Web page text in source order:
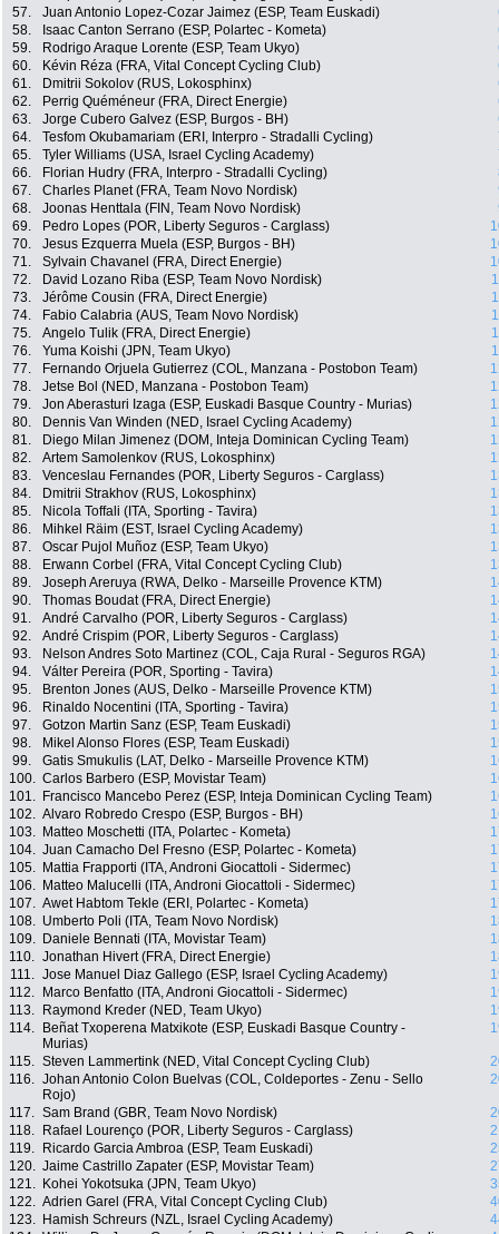
57.
Juan Antonio Lopez-Cozar Jaimez (ESP, Team Euskadi)
58.
Isaac Canton Serrano (ESP, Polartec - Kometa)
59.
Rodrigo Araque Lorente (ESP, Team Ukyo)
60.
Kévin Réza (FRA, Vital Concept Cycling Club)
61.
Dmitrii Sokolov (RUS, Lokosphinx)
62.
Perrig Quéméneur (FRA, Direct Energie)
63.
Jorge Cubero Galvez (ESP, Burgos - BH)
64.
Tesfom Okubamariam (ERI, Interpro - Stradalli Cycling)
65.
Tyler Williams (USA, Israel Cycling Academy)
66.
Florian Hudry (FRA, Interpro - Stradalli Cycling)
67.
Charles Planet (FRA, Team Novo Nordisk)
68.
Joonas Henttala (FIN, Team Novo Nordisk)
69.
Pedro Lopes (POR, Liberty Seguros - Carglass)
70.
Jesus Ezquerra Muela (ESP, Burgos - BH)
71.
Sylvain Chavanel (FRA, Direct Energie)
72.
David Lozano Riba (ESP, Team Novo Nordisk)
73.
Jérôme Cousin (FRA, Direct Energie)
74.
Fabio Calabria (AUS, Team Novo Nordisk)
75.
Angelo Tulik (FRA, Direct Energie)
76.
Yuma Koishi (JPN, Team Ukyo)
77.
Fernando Orjuela Gutierrez (COL, Manzana - Postobon Team)
78.
Jetse Bol (NED, Manzana - Postobon Team)
79.
Jon Aberasturi Izaga (ESP, Euskadi Basque Country - Murias)
80.
Dennis Van Winden (NED, Israel Cycling Academy)
81.
Diego Milan Jimenez (DOM, Inteja Dominican Cycling Team)
82.
Artem Samolenkov (RUS, Lokosphinx)
83.
Venceslau Fernandes (POR, Liberty Seguros - Carglass)
84.
Dmitrii Strakhov (RUS, Lokosphinx)
85.
Nicola Toffali (ITA, Sporting - Tavira)
86.
Mihkel Räim (EST, Israel Cycling Academy)
87.
Oscar Pujol Muñoz (ESP, Team Ukyo)
88.
Erwann Corbel (FRA, Vital Concept Cycling Club)
89.
Joseph Areruya (RWA, Delko - Marseille Provence KTM)
90.
Thomas Boudat (FRA, Direct Energie)
91.
André Carvalho (POR, Liberty Seguros - Carglass)
92.
André Crispim (POR, Liberty Seguros - Carglass)
93.
Nelson Andres Soto Martinez (COL, Caja Rural - Seguros RGA)
94.
Válter Pereira (POR, Sporting - Tavira)
95.
Brenton Jones (AUS, Delko - Marseille Provence KTM)
96.
Rinaldo Nocentini (ITA, Sporting - Tavira)
97.
Gotzon Martin Sanz (ESP, Team Euskadi)
98.
Mikel Alonso Flores (ESP, Team Euskadi)
99.
Gatis Smukulis (LAT, Delko - Marseille Provence KTM)
100. Carlos Barbero (ESP, Movistar Team)
101.
Francisco Mancebo Perez (ESP, Inteja Dominican Cycling Team)
102. Alvaro Robredo Crespo (ESP, Burgos - BH)
103.
Matteo Moschetti (ITA, Polartec - Kometa)
104. Juan Camacho Del Fresno (ESP, Polartec - Kometa)
105.
Mattia Frapporti (ITA, Androni Giocattoli - Sidermec)
106.
Matteo Malucelli (ITA, Androni Giocattoli - Sidermec)
107. Awet Habtom Tekle (ERI, Polartec - Kometa)
108. Umberto Poli (ITA, Team Novo Nordisk)
109.
Daniele Bennati (ITA, Movistar Team)
110. Jonathan Hivert (FRA, Direct Energie)
111. Jose Manuel Diaz Gallego (ESP, Israel Cycling Academy)
112.
Marco Benfatto (ITA, Androni Giocattoli - Sidermec)
113.
Raymond Kreder (NED, Team Ukyo)
114.
Beñat Txoperena Matxikote (ESP, Euskadi Basque Country -
Murias)
115. Steven Lammertink (NED, Vital Concept Cycling Club)
116. Johan Antonio Colon Buelvas (COL, Coldeportes - Zenu - Sello
Rojo)
117. Sam Brand (GBR, Team Novo Nordisk)
118.
Rafael Lourenço (POR, Liberty Seguros - Carglass)
119.
Ricardo Garcia Ambroa (ESP, Team Euskadi)
120. Jaime Castrillo Zapater (ESP, Movistar Team)
121.
Kohei Yokotsuka (JPN, Team Ukyo)
122. Adrien Garel (FRA, Vital Concept Cycling Club)
123.
Hamish Schreurs (NZL, Israel Cycling Academy)